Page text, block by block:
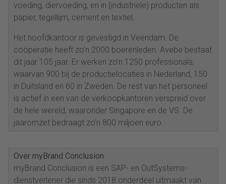
voeding, diervoeding, en in (industriële) producten als
papier, tegellijm, cement en textiel.
Het hoofdkantoor is gevestigd in Veendam. De
coöperatie heeft zo’n 2000 boerenleden. Avebe bestaat
dit jaar 105 jaar. Er werken zo’n 1250 professionals,
waarvan 900 bij de productielocaties in Nederland, 150
in Duitsland en 60 in Zweden. De rest van het personeel
is actief in een van de verkoopkantoren verspreid over
de hele wereld, waaronder Singapore en de VS. De
jaaromzet bedraagt zo’n 800 miljoen euro.
Over myBrand Conclusion
myBrand Conclusion is een SAP- en OutSystems-
dienstverlener die sinds 2018 onderdeel uitmaakt van